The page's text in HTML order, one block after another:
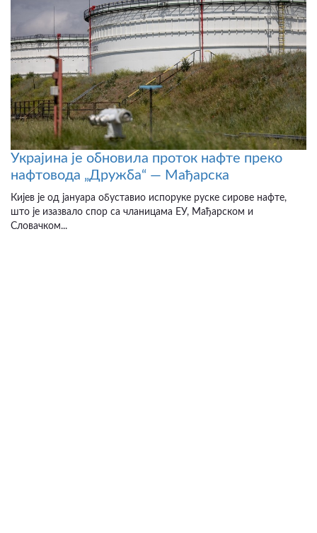
Украјина је обновила проток нафте преко
нафтовода „Дружба“ — Мађарска
Кијев је од јануара обуставио испоруке руске сирове нафте,
што је изазвало спор са чланицама ЕУ, Мађарском и
Словачком...